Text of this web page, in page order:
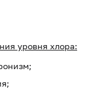
уровня хлора: